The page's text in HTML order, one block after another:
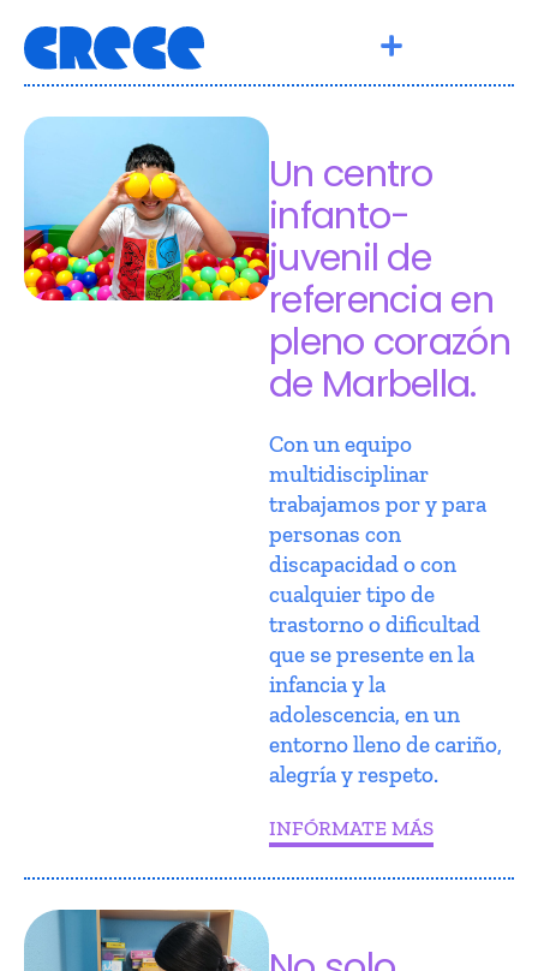
Un centro
infanto-
juvenil de
referencia en
pleno corazón
de Marbella.
Con un equipo
multidisciplinar
trabajamos por y para
personas con
discapacidad o con
cualquier tipo de
trastorno o dificultad
que se presente en la
infancia y la
adolescencia, en un
entorno lleno de cariño,
alegría y respeto.
INFÓRMATE MÁS